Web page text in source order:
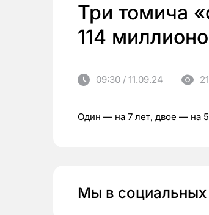
Три томича
114
09:30 / 11.09.24
Один — на 7 лет, двое — на
Мы в социальных